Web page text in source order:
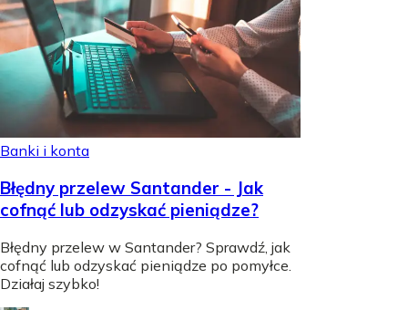
Banki i konta
Błędny przelew Santander - Jak
cofnąć lub odzyskać pieniądze?
Błędny przelew w Santander? Sprawdź, jak
cofnąć lub odzyskać pieniądze po pomyłce.
Działaj szybko!